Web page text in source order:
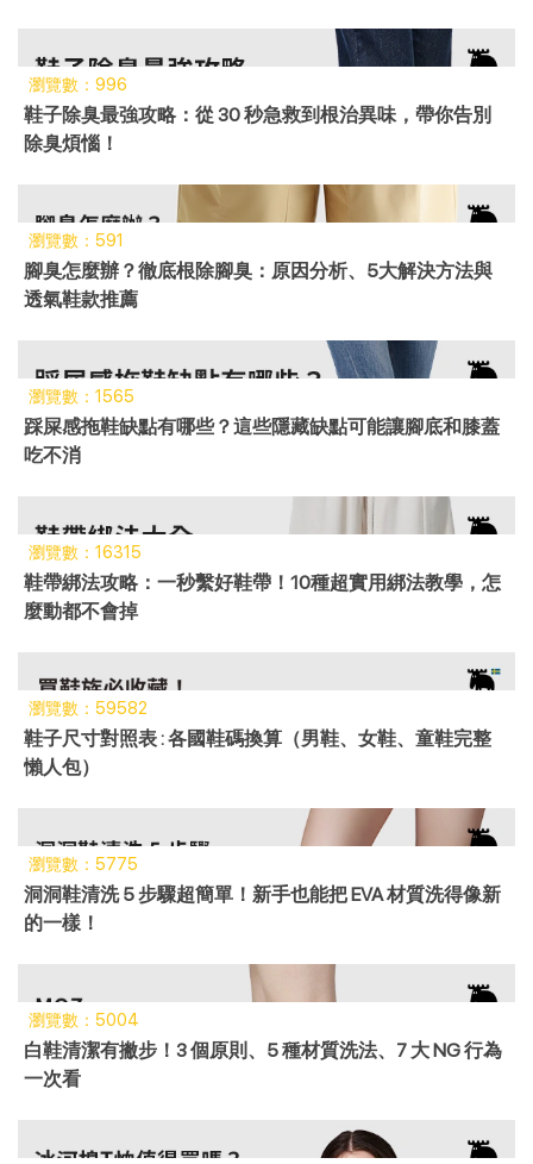
瀏覽數：996
鞋子除臭最強攻略：從 30 秒急救到根治異味，帶你告別
除臭煩惱！
瀏覽數：591
腳臭怎麼辦？徹底根除腳臭：原因分析、5大解決方法與
透氣鞋款推薦
瀏覽數：1565
踩屎感拖鞋缺點有哪些？這些隱藏缺點可能讓腳底和膝蓋
吃不消
瀏覽數：16315
鞋帶綁法攻略：一秒繫好鞋帶！10種超實用綁法教學，怎
麼動都不會掉
瀏覽數：59582
鞋子尺寸對照表 : 各國鞋碼換算（男鞋、女鞋、童鞋完整
懶人包）
瀏覽數：5775
洞洞鞋清洗 5 步驟超簡單！新手也能把 EVA 材質洗得像新
的一樣！
瀏覽數：5004
白鞋清潔有撇步！3 個原則、5 種材質洗法、7 大 NG 行為
一次看